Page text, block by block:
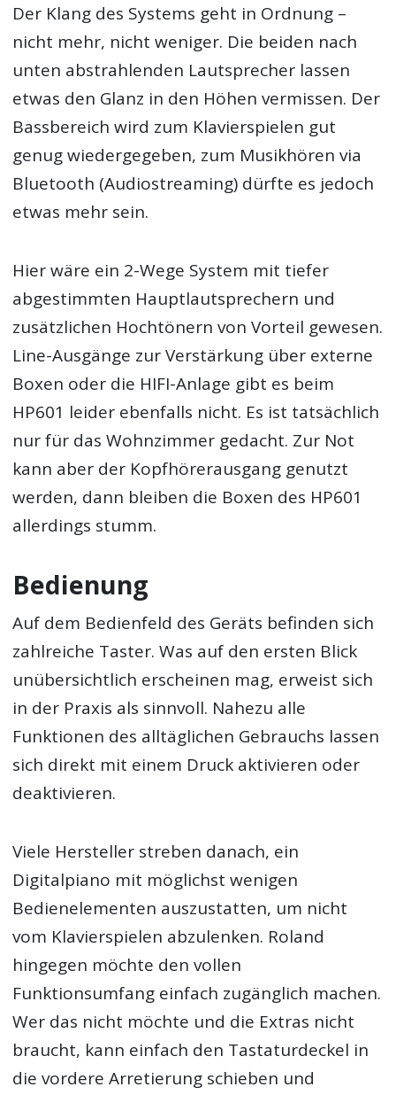
Der Klang des Systems geht in Ordnung –
nicht mehr, nicht weniger. Die beiden nach
unten abstrahlenden Lautsprecher lassen
etwas den Glanz in den Höhen vermissen. Der
Bassbereich wird zum Klavierspielen gut
genug wiedergegeben, zum Musikhören via
Bluetooth (Audiostreaming) dürfte es jedoch
etwas mehr sein.
Hier wäre ein 2-Wege System mit tiefer
abgestimmten Hauptlautsprechern und
zusätzlichen Hochtönern von Vorteil gewesen.
Line-Ausgänge zur Verstärkung über externe
Boxen oder die HIFI-Anlage gibt es beim
HP601 leider ebenfalls nicht. Es ist tatsächlich
nur für das Wohnzimmer gedacht. Zur Not
kann aber der Kopfhörerausgang genutzt
werden, dann bleiben die Boxen des HP601
allerdings stumm.
Bedienung
Auf dem Bedienfeld des Geräts befinden sich
zahlreiche Taster. Was auf den ersten Blick
unübersichtlich erscheinen mag, erweist sich
in der Praxis als sinnvoll. Nahezu alle
Funktionen des alltäglichen Gebrauchs lassen
sich direkt mit einem Druck aktivieren oder
deaktivieren.
Viele Hersteller streben danach, ein
Digitalpiano mit möglichst wenigen
Bedienelementen auszustatten, um nicht
vom Klavierspielen abzulenken. Roland
hingegen möchte den vollen
Funktionsumfang einfach zugänglich machen.
Wer das nicht möchte und die Extras nicht
braucht, kann einfach den Tastaturdeckel in
die vordere Arretierung schieben und